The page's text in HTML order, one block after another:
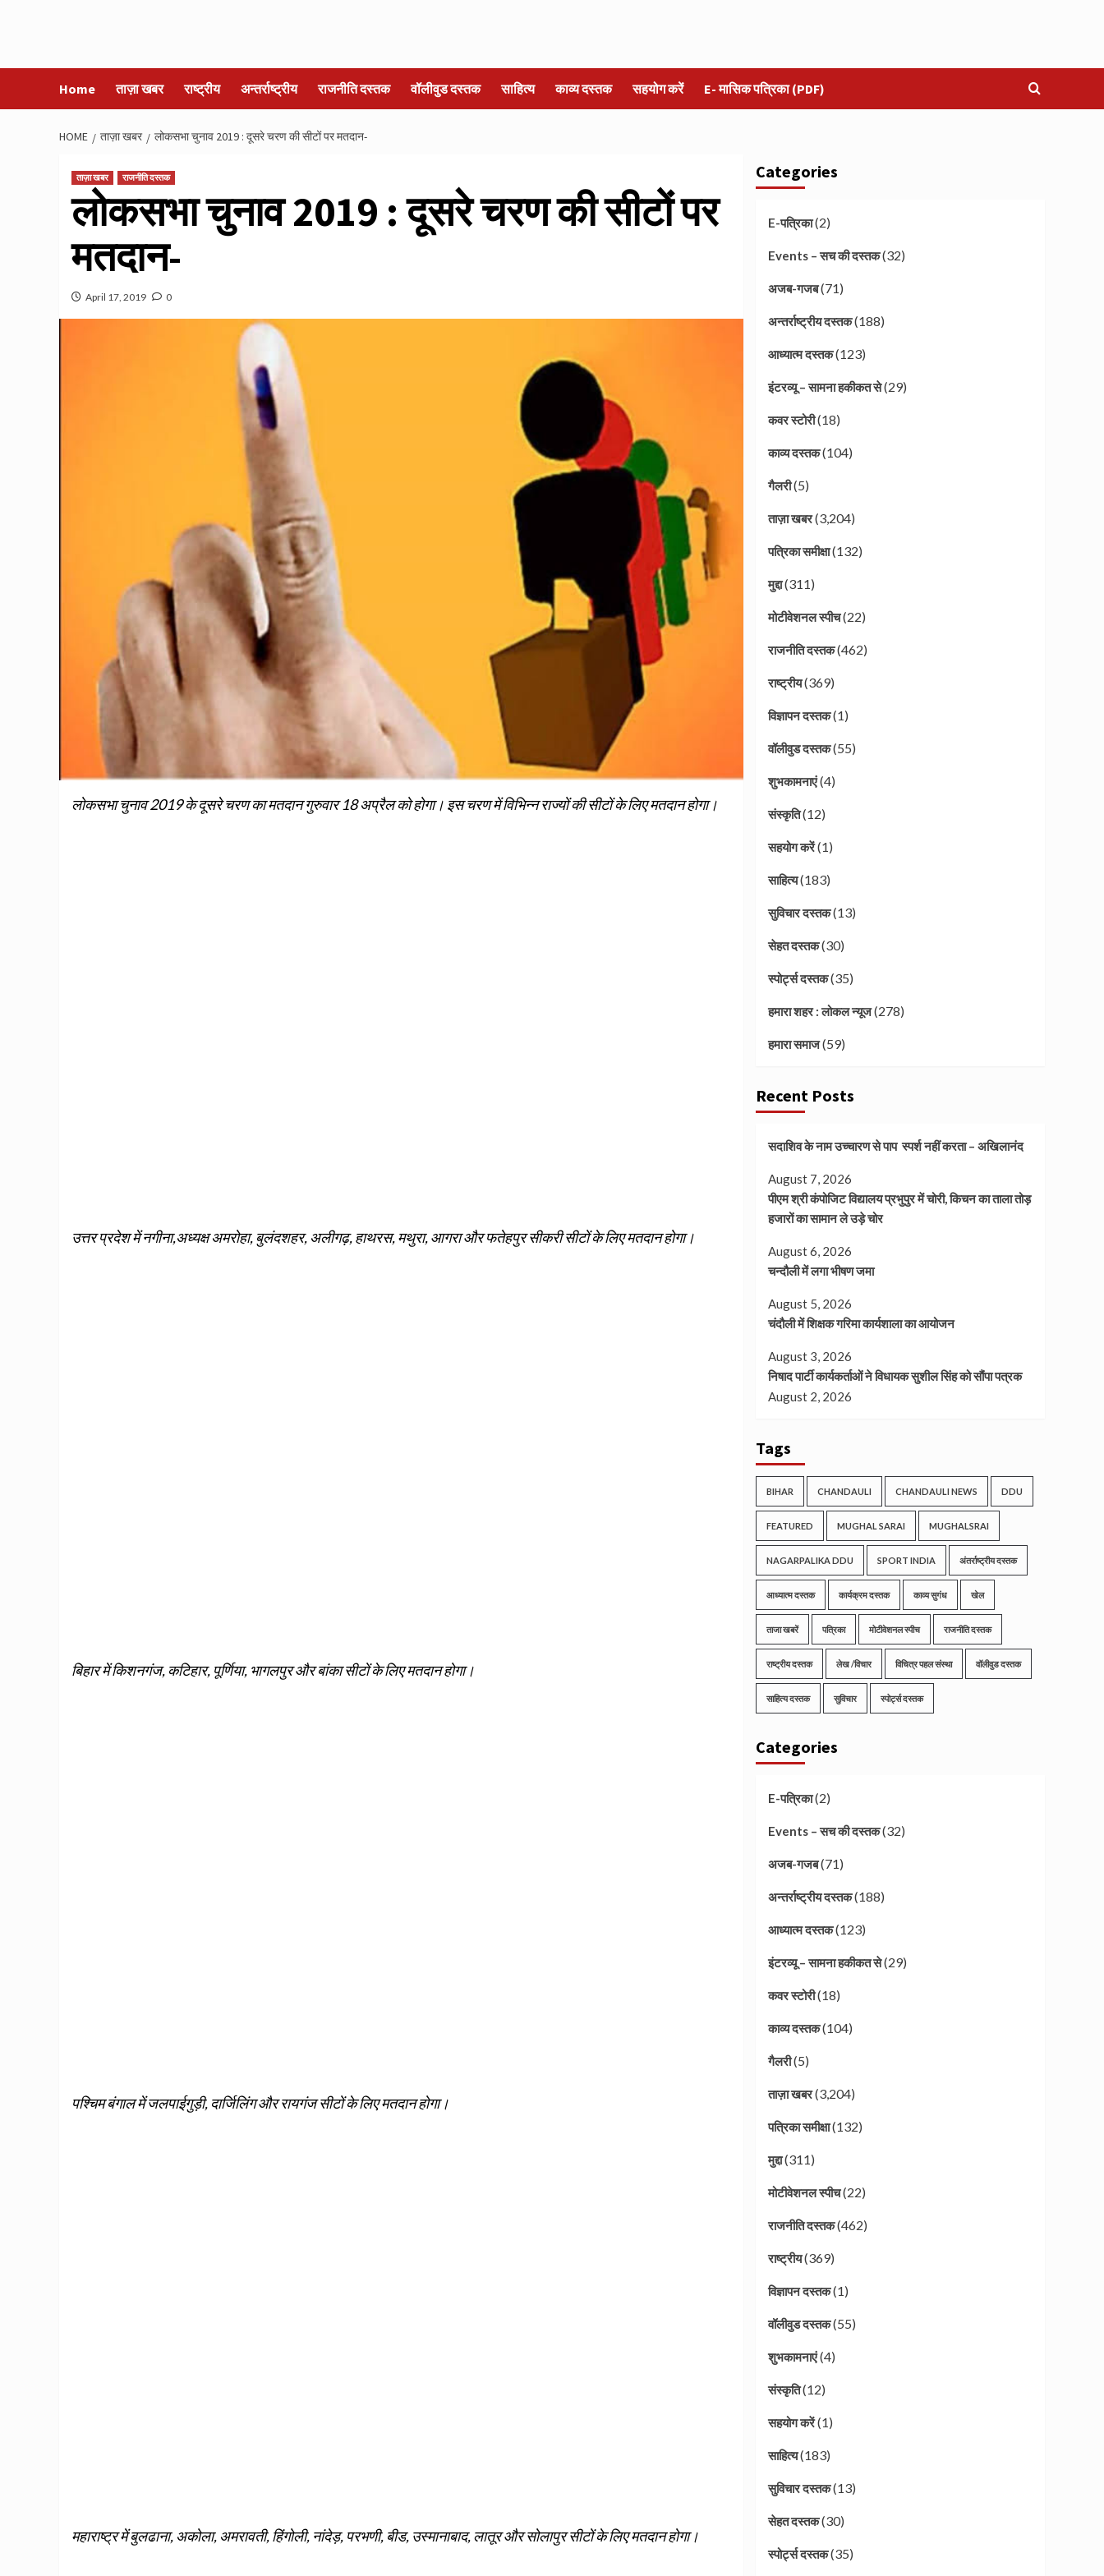
Home ताज़ा खबर राष्ट्रीय अन्तर्राष्ट्रीय राजनीति दस्तक वॉलीवुड दस्तक साहित्य काव्य दस्तक सहयोग करें E- मासिक पत्रिका (PDF)
HOME ताज़ा खबर लोकसभा चुनाव 2019 : दूसरे चरण की सीटों पर मतदान-
ताज़ा खबर राजनीति दस्तक
लोकसभा चुनाव 2019 : दूसरे चरण की सीटों पर
मतदान-
April 17, 2019 0
लोकसभा चुनाव 2019 के दूसरे चरण का मतदान गुरुवार 18 अप्रैल को होगा। इस चरण में विभिन्न राज्यों की सीटों के लिए मतदान होगा।
उत्तर प्रदेश में नगीना,अध्यक्ष अमरोहा, बुलंदशहर, अलीगढ़, हाथरस, मथुरा, आगरा और फतेहपुर सीकरी सीटों के लिए मतदान होगा।
बिहार में किशनगंज, कटिहार, पूर्णिया, भागलपुर और बांका सीटों के लिए मतदान होगा।
पश्चिम बंगाल में जलपाईगुड़ी, दार्जिलिंग और रायगंज सीटों के लिए मतदान होगा।
महाराष्ट्र में बुलढाना, अकोला, अमरावती, हिंगोली, नांदेड़, परभणी, बीड, उस्मानाबाद, लातूर और सोलापुर सीटों के लिए मतदान होगा।
Categories
E-पत्रिका(2)
Events – सच की दस्तक(32)
अजब-गजब(71)
अन्तर्राष्ट्रीय दस्तक(188)
आध्यात्म दस्तक(123)
इंटरव्यू – सामना हकीकत से(29)
कवर स्टोरी(18)
काव्य दस्तक(104)
गैलरी(5)
ताज़ा खबर(3,204)
पत्रिका समीक्षा(132)
मुद्दा(311)
मोटीवेशनल स्पीच(22)
राजनीति दस्तक(462)
राष्ट्रीय(369)
विज्ञापन दस्तक(1)
वॉलीवुड दस्तक(55)
शुभकामनाएं(4)
संस्कृति(12)
सहयोग करें(1)
साहित्य(183)
सुविचार दस्तक(13)
सेहत दस्तक(30)
स्पोर्ट्स दस्तक(35)
हमारा शहर : लोकल न्यूज(278)
हमारा समाज(59)
Recent Posts
सदाशिव के नाम उच्चारण से पाप स्पर्श नहीं करता – अखिलानंद
August 7, 2026
पीएम श्री कंपोजिट विद्यालय प्रभुपुर में चोरी, किचन का ताला तोड़
हजारों का सामान ले उड़े चोर
August 6, 2026
चन्दौली में लगा भीषण जमा
August 5, 2026
चंदौली में शिक्षक गरिमा कार्यशाला का आयोजन
August 3, 2026
निषाद पार्टी कार्यकर्ताओं ने विधायक सुशील सिंह को सौंपा पत्रक
August 2, 2026
Tags
BIHAR CHANDAULI CHANDAULI NEWS DDU
FEATURED MUGHAL SARAI MUGHALSRAI
NAGARPALIKA DDU SPORT INDIA अंतर्राष्ट्रीय दस्तक
आध्यात्म दस्तक कार्यक्रम दस्तक काव्य सुगंध खेल
ताजा खबरें पत्रिका मोटीवेशनल स्पीच राजनीति दस्तक
राष्ट्रीय दस्तक लेख /विचार विचित्र पहल संस्था वॉलीवुड दस्तक
साहित्य दस्तक सुविचार स्पोर्ट्स दस्तक
Categories
E-पत्रिका(2)
Events – सच की दस्तक(32)
अजब-गजब(71)
अन्तर्राष्ट्रीय दस्तक(188)
आध्यात्म दस्तक(123)
इंटरव्यू – सामना हकीकत से(29)
कवर स्टोरी(18)
काव्य दस्तक(104)
गैलरी(5)
ताज़ा खबर(3,204)
पत्रिका समीक्षा(132)
मुद्दा(311)
मोटीवेशनल स्पीच(22)
राजनीति दस्तक(462)
राष्ट्रीय(369)
विज्ञापन दस्तक(1)
वॉलीवुड दस्तक(55)
शुभकामनाएं(4)
संस्कृति(12)
सहयोग करें(1)
साहित्य(183)
सुविचार दस्तक(13)
सेहत दस्तक(30)
स्पोर्ट्स दस्तक(35)